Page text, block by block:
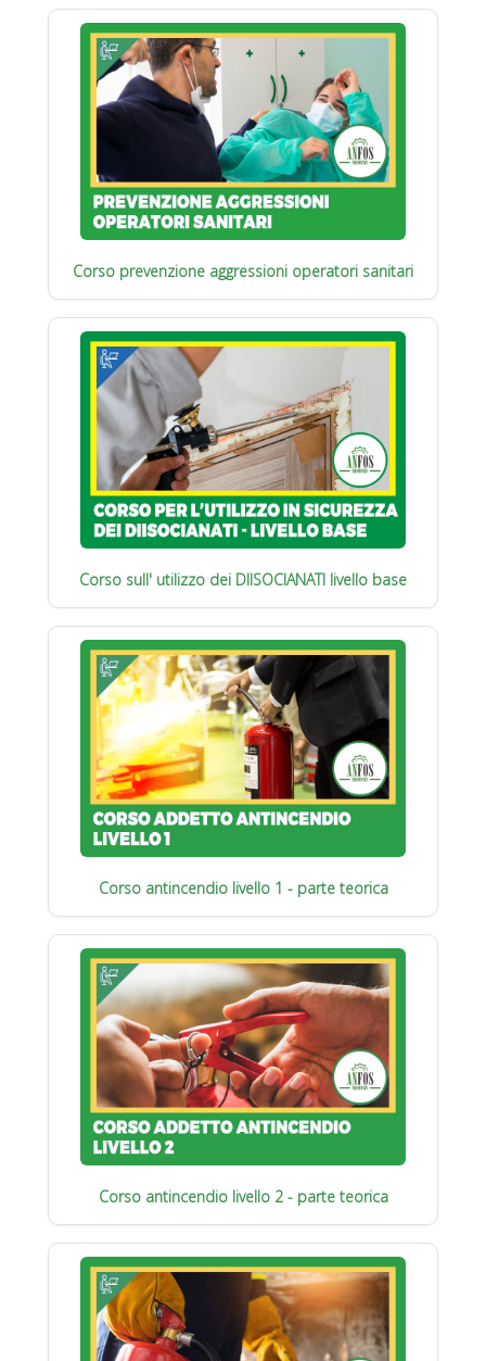
Corso prevenzione aggressioni operatori sanitari
Corso sull' utilizzo dei DIISOCIANATI livello base
Corso antincendio livello 1 - parte teorica
Corso antincendio livello 2 - parte teorica